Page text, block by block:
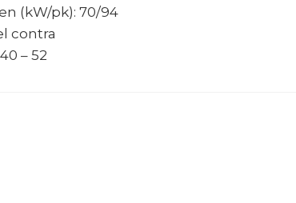
(kW/pk): 70/94
contra
– 52